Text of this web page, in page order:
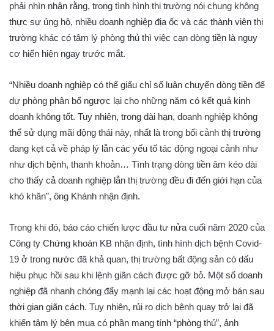
phải nhìn nhận rằng, trong tình hình thị trường nói chung không
thực sự ủng hộ, nhiều doanh nghiệp địa ốc và các thành viên thị
trường khác có tâm lý phòng thủ thì việc cạn dòng tiền là nguy
cơ hiển hiện ngay trước mắt.
“Nhiều doanh nghiệp có thể giấu chỉ số luân chuyển dòng tiền để
dự phòng phân bổ ngược lại cho những năm có kết quả kinh
doanh không tốt. Tuy nhiên, trong dài hạn, doanh nghiệp không
thể sử dụng mãi động thái này, nhất là trong bối cảnh thị trường
đang kẹt cả về pháp lý lẫn các yếu tố tác động ngoại cảnh như
như dịch bệnh, thanh khoản… Tình trạng dòng tiền âm kéo dài
cho thấy cả doanh nghiệp lẫn thị trường đều đi đến giới hạn của
khó khăn”, ông Khánh nhận định.
Trong khi đó, báo cáo chiến lược đầu tư nửa cuối năm 2020 của
Công ty Chứng khoán KB nhận định, tình hình dịch bệnh Covid-
19 ở trong nước đã khả quan, thị trường bất động sản có dấu
hiệu phục hồi sau khi lệnh giãn cách được gỡ bỏ. Một số doanh
nghiệp đã nhanh chóng đẩy mạnh lại các hoạt động mở bán sau
thời gian giãn cách. Tuy nhiên, rủi ro dịch bệnh quay trở lại đã
khiến tâm lý bên mua có phần mang tính “phòng thủ”, ảnh